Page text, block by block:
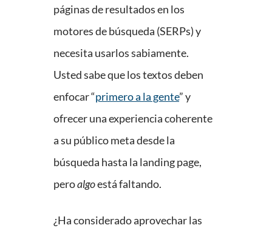
páginas de resultados en los
motores de búsqueda (SERPs) y
necesita usarlos sabiamente.
Usted sabe que los textos deben
enfocar “primero a la gente” y
ofrecer una experiencia coherente
a su público meta desde la
búsqueda hasta la landing page,
peroalgoestá faltando.
¿Ha considerado aprovechar las